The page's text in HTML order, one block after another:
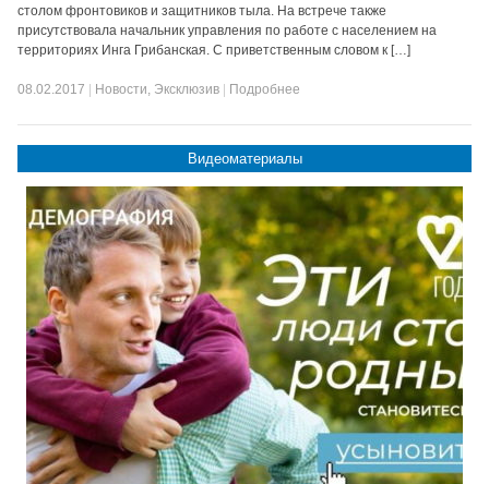
столом фронтовиков и защитников тыла. На встрече также
присутствовала начальник управления по работе с населением на
территориях Инга Грибанская. С приветственным словом к […]
08.02.2017 Новости, Эксклюзив Подробнее
Видеоматериалы